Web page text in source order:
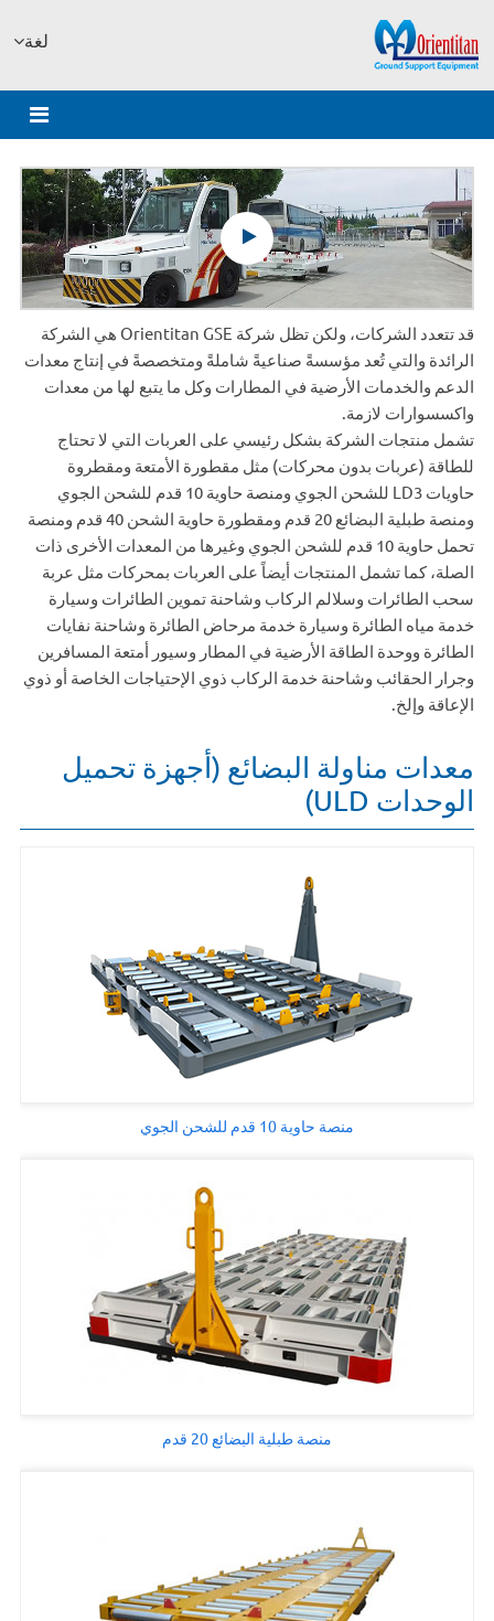
لغة
قد تتعدد الشركات، ولكن تظل شركة Orientitan GSE هي الشركة
الرائدة والتي تُعد مؤسسةً صناعيةً شاملةً ومتخصصةً في إنتاج معدات
الدعم والخدمات الأرضية في المطارات وكل ما يتبع لها من معدات
واكسسوارات لازمة.
تشمل منتجات الشركة بشكل رئيسي على العربات التي لا تحتاج
للطاقة (عربات بدون محركات) مثل مقطورة الأمتعة ومقطروة
حاويات LD3 للشحن الجوي ومنصة حاوية 10 قدم للشحن الجوي
ومنصة طبلية البضائع 20 قدم ومقطورة حاوية الشحن 40 قدم ومنصة
تحمل حاوية 10 قدم للشحن الجوي وغيرها من المعدات الأخرى ذات
الصلة، كما تشمل المنتجات أيضاً على العربات بمحركات مثل عربة
سحب الطائرات وسلالم الركاب وشاحنة تموين الطائرات وسيارة
خدمة مياه الطائرة وسيارة خدمة مرحاض الطائرة وشاحنة نفايات
الطائرة ووحدة الطاقة الأرضية في المطار وسيور أمتعة المسافرين
وجرار الحقائب وشاحنة خدمة الركاب ذوي الإحتياجات الخاصة أو ذوي
الإعاقة وإلخ.
معدات مناولة البضائع (أجهزة تحميل
الوحدات ULD)
منصة حاوية 10 قدم للشحن الجوي
منصة طبلية البضائع 20 قدم